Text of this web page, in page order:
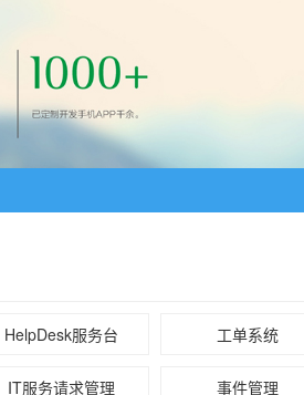
HelpDesk服务台 工单系统
IT服务请求管理 事件管理